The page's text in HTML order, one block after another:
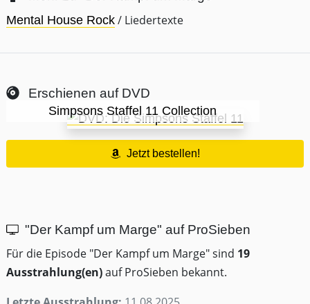
Mental House Rock / Liedertexte
Erschienen auf DVD
Simpsons Staffel 11 Collection
Jetzt bestellen!
"Der Kampf um Marge" auf ProSieben
Für die Episode "Der Kampf um Marge" sind 19
Ausstrahlung(en)auf ProSieben bekannt.